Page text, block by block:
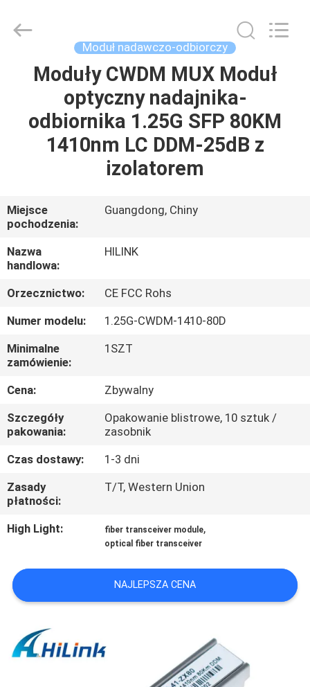
PRODUKTY
NAS
WYCIECZKA
PO
FABRYCE
KONTROLA
JAKOŚCI
SKONTAKTUJ
SIĘ
Z
NAMI
NOWOŚCI
SPRAWY
O
WYCENĘ
Technology
Co.,Ltd..
Moduł nadawczo-odbiorczy
Moduły CWDM MUX Moduł
optyczny nadajnika-
odbiornika 1.25G SFP 80KM
1410nm LC DDM-25dB z
izolatorem
Miejsce
pochodzenia:
Guangdong, Chiny
Nazwa
handlowa:
HILINK
Orzecznictwo:
CE FCC Rohs
Numer modelu:
1.25G-CWDM-1410-80D
Minimalne
zamówienie:
1SZT
Cena:
Zbywalny
Szczegóły
pakowania:
Opakowanie blistrowe, 10 sztuk /
zasobnik
Czas dostawy:
1-3 dni
Zasady
płatności:
T/T, Western Union
High Light: fiber transceiver module,
optical fiber transceiver
NAJLEPSZA CENA